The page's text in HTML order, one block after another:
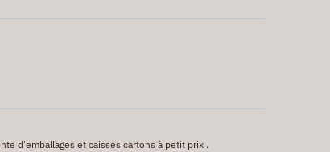
d'emballages et caisses cartons à petit prix .